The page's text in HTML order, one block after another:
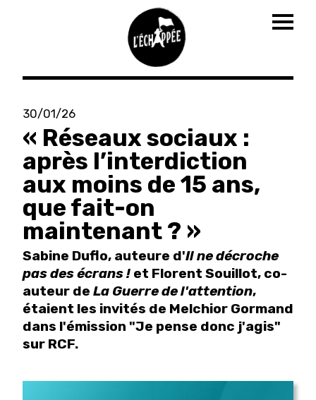
Aller
contenu
principal
30/01/26
« Réseaux sociaux :
après l’interdiction
aux moins de 15 ans,
que fait-on
maintenant ? »
Sabine Duflo, auteure d'Il ne décroche
pas des écrans ! et Florent Souillot, co-
auteur de La Guerre de l'attention,
étaient les invités de Melchior Gormand
dans l'émission "Je pense donc j'agis"
sur RCF.